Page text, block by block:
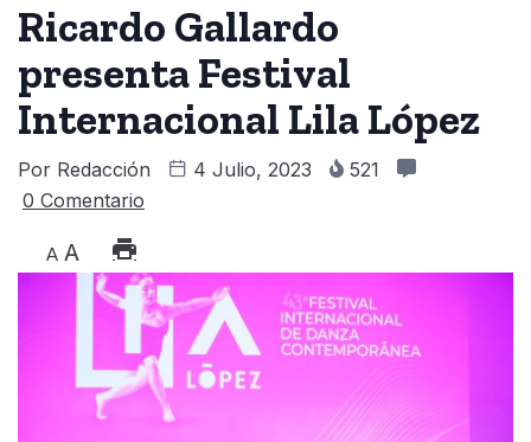
Ricardo Gallardo
presenta Festival
Internacional Lila López
Por Redacción 4 Julio, 2023
521
0 Comentario
A A